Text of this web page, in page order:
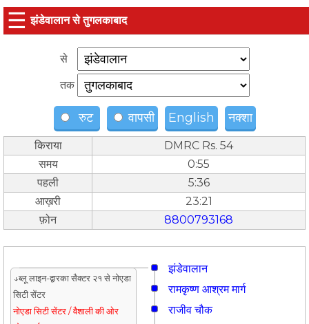
☰ झंडेवालान से तुगलकाबाद
से
तक
रुट वापसी English नक्शा
किराया
DMRC Rs. 54
समय
0:55
पहली
5:36
आख़री
23:21
फ़ोन
8800793168
झंडेवालान
↓ब्लू लाइन-द्वारका सैक्टर २१ से नोएडा
सिटी सेंटर
नोएडा सिटी सेंटर / वैशाली की ओर
रामकृष्ण आश्रम मार्ग
राजीव चौक